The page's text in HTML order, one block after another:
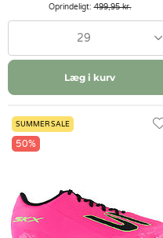
Oprindeligt:499,95 kr.
29
Læg i kurv
SUMMER SALE
50%